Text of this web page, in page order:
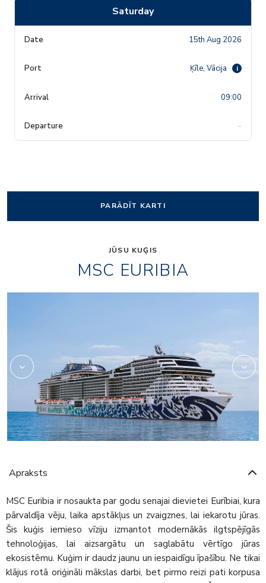
Saturday
15th Aug 2026
Ķīle, Vācija i
09:00
-
PARĀDĪT KARTI
JŪSU KUĢIS
MSC EURIBIA
Apraksts
MSC Euribia ir nosaukta par godu senajai dievietei Eurībiai, kura
pārvaldīja vēju, laika apstākļus un zvaigznes, lai iekarotu jūras.
Šis kuģis iemieso vīziju izmantot modernākās ilgtspējīgās
tehnoloģijas, lai aizsargātu un saglabātu vērtīgo jūras
ekosistēmu. Kuģim ir daudz jaunu un iespaidīgu īpašību. Ne tikai
klājus rotā oriģināli mākslas darbi, bet pirmo reizi pati korpusa